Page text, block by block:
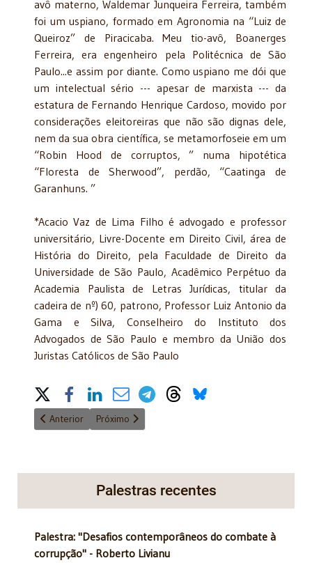
avô materno, Waldemar Junqueira Ferreira, também
foi um uspiano, formado em Agronomia na “Luiz de
Queiroz” de Piracicaba. Meu tio-avô, Boanerges
Ferreira, era engenheiro pela Politécnica de São
Paulo...e assim por diante. Como uspiano me dói que
um intelectual sério --- apesar de marxista --- da
estatura de Fernando Henrique Cardoso, movido por
considerações eleitoreiras que não são dignas dele,
nem da sua obra científica, se metamorfoseie em um
“Robin Hood de corruptos, ” numa hipotética
“Floresta de Sherwood”, perdão, “Caatinga de
Garanhuns. ”
*Acacio Vaz de Lima Filho é advogado e professor
universitário, Livre-Docente em Direito Civil, área de
História do Direito, pela Faculdade de Direito da
Universidade de São Paulo, Acadêmico Perpétuo da
Academia Paulista de Letras Jurídicas, titular da
cadeira de nº) 60, patrono, Professor Luiz Antonio da
Gama e Silva, Conselheiro do Instituto dos
Advogados de São Paulo e membro da União dos
Juristas Católicos de São Paulo
Share on Social Media
Artigo anterior: Natal 2017
Anterior Próximo artigo: Requiem para Universidade de São
Próximo
Palestras recentes
Palestra: "Desafios contemporâneos do combate à
corrupção" - Roberto Livianu